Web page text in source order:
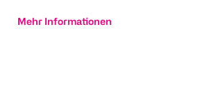
Mehr Informationen